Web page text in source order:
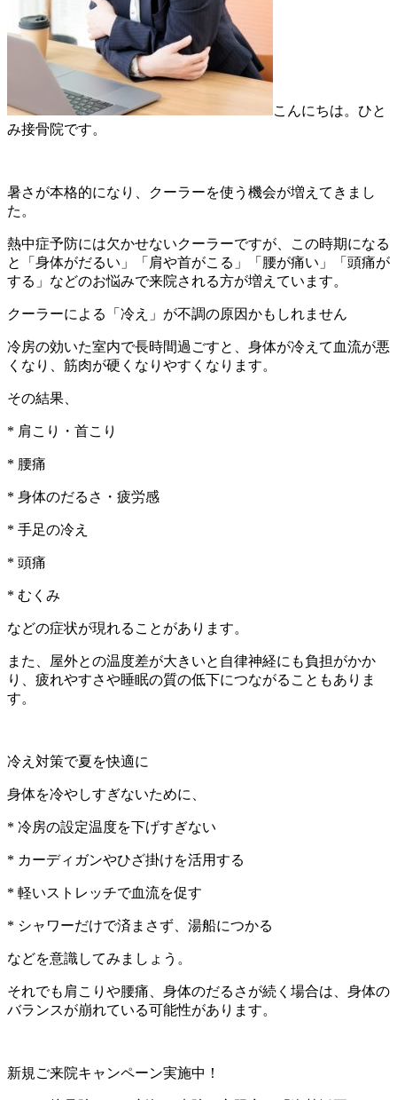
こんにちは。ひと
み接骨院です。
暑さが本格的になり、クーラーを使う機会が増えてきまし
た。
熱中症予防には欠かせないクーラーですが、この時期になる
と「身体がだるい」「肩や首がこる」「腰が痛い」「頭痛が
する」などのお悩みで来院される方が増えています。
クーラーによる「冷え」が不調の原因かもしれません
冷房の効いた室内で長時間過ごすと、身体が冷えて血流が悪
くなり、筋肉が硬くなりやすくなります。
その結果、
* 肩こり・首こり
* 腰痛
* 身体のだるさ・疲労感
* 手足の冷え
* 頭痛
* むくみ
などの症状が現れることがあります。
また、屋外との温度差が大きいと自律神経にも負担がかか
り、疲れやすさや睡眠の質の低下につながることもありま
す。
冷え対策で夏を快適に
身体を冷やしすぎないために、
* 冷房の設定温度を下げすぎない
* カーディガンやひざ掛けを活用する
* 軽いストレッチで血流を促す
* シャワーだけで済まさず、湯船につかる
などを意識してみましょう。
それでも肩こりや腰痛、身体のだるさが続く場合は、身体の
バランスが崩れている可能性があります。
新規ご来院キャンペーン実施中！